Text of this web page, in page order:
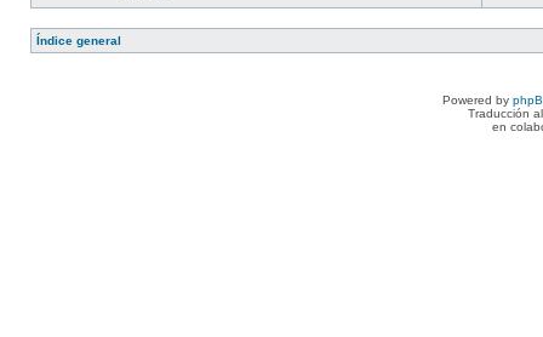
Índice general
Powered by
Traducción
en